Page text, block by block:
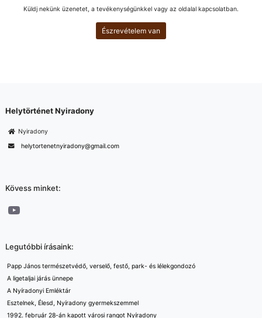
Küldj nekünk üzenetet, a tevékenységünkkel vagy az oldalal kapcsolatban.
Észrevételem van
Helytörténet Nyiradony
Nyiradony
helytortenetnyiradony@gmail.com
Kövess minket:
YouTube
Legutóbbi írásaink:
Papp János természetvédő, verselő, festő, park- és lélekgondozó
A ligetaljai járás ünnepe
A Nyíradonyi Emléktár
Esztelnek, Élesd, Nyíradony gyermekszemmel
1992. február 28-án kapott városi rangot Nyíradony